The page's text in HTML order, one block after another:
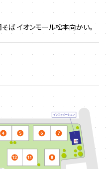
ば イオンモール松本向かい。